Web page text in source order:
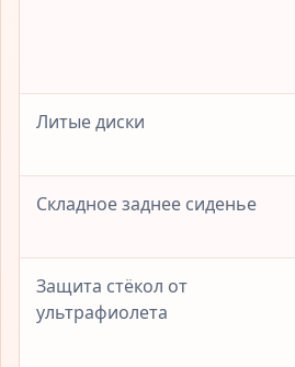
Литые диски
Складное заднее сиденье
Защита стёкол от
ультрафиолета